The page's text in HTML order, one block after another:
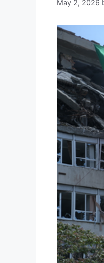
May 2, 2026